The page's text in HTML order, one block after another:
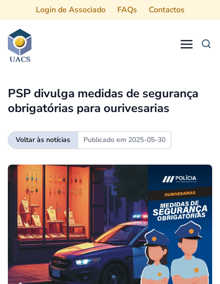
Login de Associado FAQs Contactos
PSP divulga medidas de segurança
obrigatórias para ourivesarias
Voltar às notícias Publicado em 2025-05-30